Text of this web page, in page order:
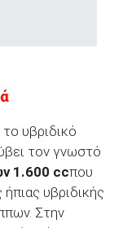
υβριδικό
τον γνωστό
1.600 ccπου
υβριδικής
Στην